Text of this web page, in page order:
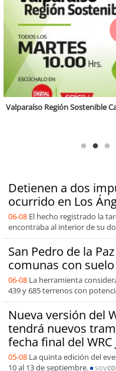
Detienen a dos
ocurrido en Los
06-08 El hecho registrado la
encontraba al interior de su
San Pedro de la
comunas con
06-08 La herramienta
439 y 685 terrenos con
Nueva versión del
tendrá nuevos
fecha final del WRC
05-08 La quinta edición del
10 al 13 de septiembre.
soy